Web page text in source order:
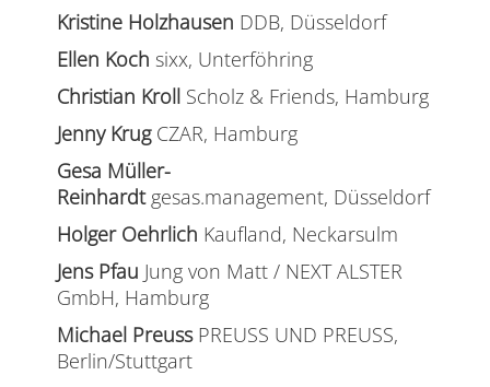
Kristine Holzhausen DDB, Düsseldorf
Ellen Koch sixx, Unterföhring
Christian Kroll Scholz & Friends, Hamburg
Jenny KrugCZAR, Hamburg
Gesa Müller-
Reinhardtgesas.management, Düsseldorf
Holger Oehrlich Kaufland, Neckarsulm
Jens Pfau Jung von Matt / NEXT ALSTER
GmbH, Hamburg
Michael PreussPREUSS UND PREUSS,
Berlin/Stuttgart